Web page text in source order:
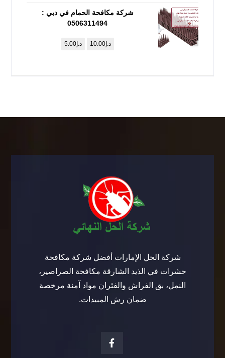
شركة مكافحة الحمام في دبي :
0506311494
د.إ10.00 د.إ5.00
شركة الحل الإمارات أفضل شركة مكافحة
حشرات في الذيد الشارقة مكافحة الصراصير،
النمل، بق الفراش والفئران مواد آمنة مرخصة
ضمان رش المبيدات.